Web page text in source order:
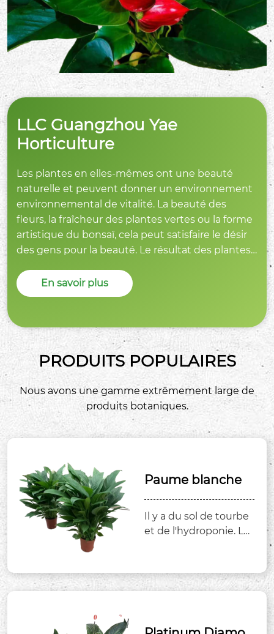
LLC Guangzhou Yae
Horticulture
Les plantes en elles-mêmes ont une beauté
naturelle et peuvent donner un environnement
environnemental de vitalité. La beauté des
fleurs, la fraîcheur des plantes vertes ou la forme
artistique du bonsaï, cela peut satisfaire le désir
des gens pour la beauté. Le résultat des plantes
classique classique simple et moderne, offrant
aux consommateurs une large sélection.
En savoir plus
PRODUITS POPULAIRES
Nous avons une gamme extrêmement large de
produits botaniques.
Paume blanche
Il y a du sol de tourbe
et de l'hydroponie. Les
s aux pots de diamètr
e de 14 cm et sont dis